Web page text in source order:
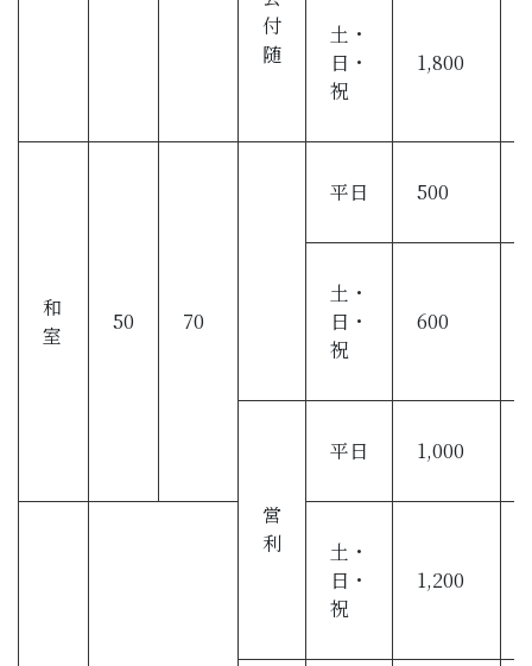
付
随
土・
日・
祝
1,800
和
室
50 70
平日 500
土・
日・
祝
600
営
利
平日 1,000
土・
日・
祝
1,200